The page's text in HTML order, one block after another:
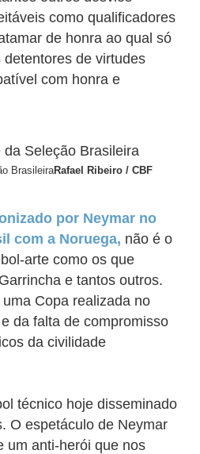
como qualificadores
de honra ao qual só
de virtudes
com honra e
BrasileiraRafael Ribeiro / CBF
por Neymar no
com a Noruega, não é o
arte como os que
e tantos outros.
Copa realizada no
da falta de compromisso
da civilidade
técnico hoje disseminado
O espetáculo de Neymar
um anti-herói que nos